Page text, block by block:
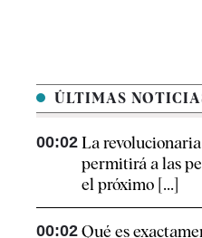
ÚLTIMAS
00:02 La
permitirá a las
el próximo [...]
00:02 Qué es